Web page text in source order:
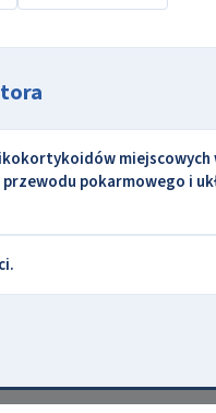
miejscowych
pokarmowego i